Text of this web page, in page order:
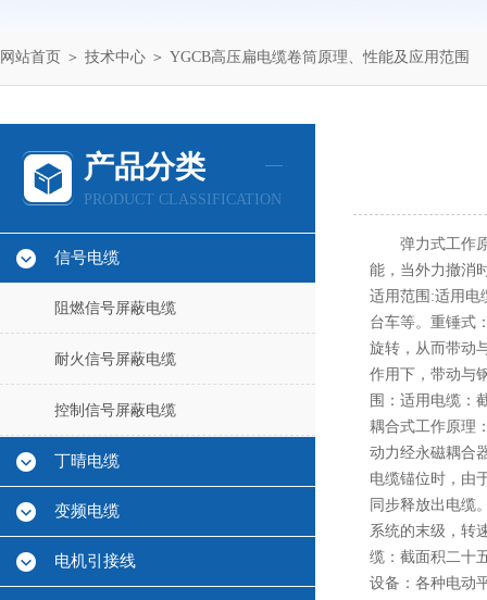
网站首页 ＞ 技术中心 ＞ YGCB高压扁电缆卷筒原理、性能及应用范围
产品分类
PRODUCT CLASSIFICATION
信号电缆
阻燃信号屏蔽电缆
耐火信号屏蔽电缆
控制信号屏蔽电缆
丁晴电缆
变频电缆
电机引接线
弹力式工作
能，当外力撤消
适用范围:适用电
台车等。重锤式
旋转，从而带动
作用下，带动与
围：适用电缆：
耦合式工作原理
动力经永磁耦合
电缆锚位时，由
同步释放出电缆
系统的末级，转
缆：截面积二十
设备：各种电动